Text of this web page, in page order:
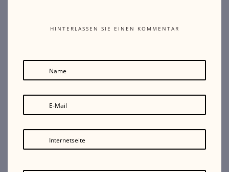
HINTERLASSEN SIE EINEN KOMMENTAR
Name
E-Mail
Internetseite